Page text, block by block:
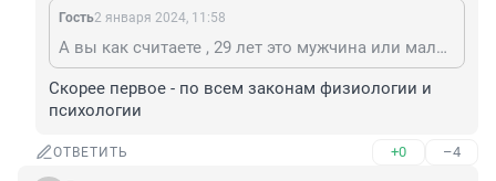
Гость2 января 2024, 11:58
А вы как считаете , 29 лет это мужчина или мальчик?
Скорее первое - по всем законам физиологии и
психологии
ОТВЕТИТЬ +0 –4